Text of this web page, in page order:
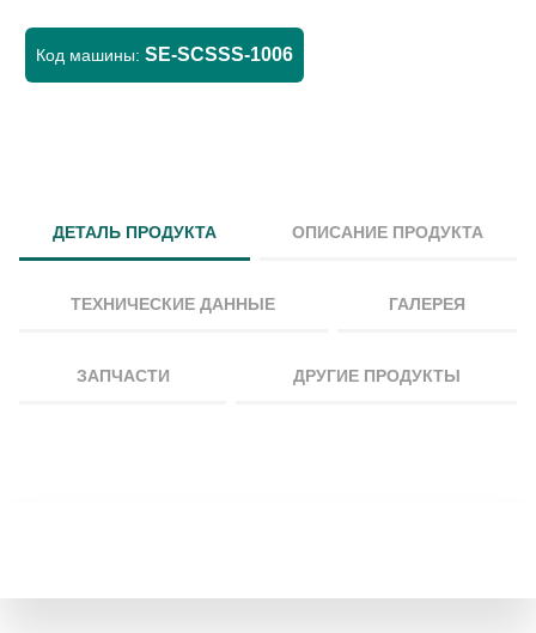
Код машины: SE-SCSSS-1006
ДЕТАЛЬ ПРОДУКТА ОПИСАНИЕ ПРОДУКТА
ТЕХНИЧЕСКИЕ ДАННЫЕ ГАЛЕРЕЯ
ЗАПЧАСТИ ДРУГИЕ ПРОДУКТЫ